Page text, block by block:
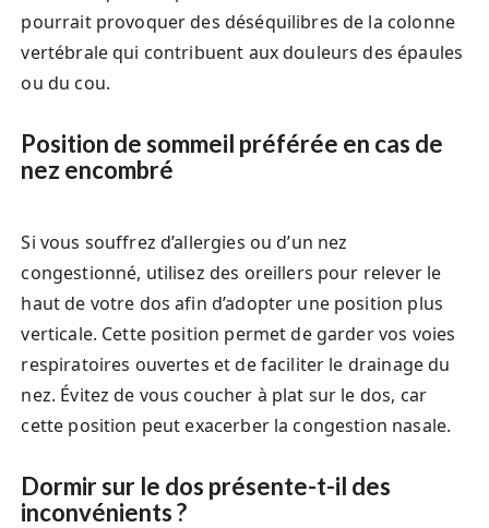
pourrait provoquer des déséquilibres de la colonne
vertébrale qui contribuent aux douleurs des épaules
ou du cou.
Position de sommeil préférée en cas de
nez encombré
Si vous souffrez d’allergies ou d’un nez
congestionné, utilisez des oreillers pour relever le
haut de votre dos afin d’adopter une position plus
verticale. Cette position permet de garder vos voies
respiratoires ouvertes et de faciliter le drainage du
nez. Évitez de vous coucher à plat sur le dos, car
cette position peut exacerber la congestion nasale.
Dormir sur le dos présente-t-il des
inconvénients ?